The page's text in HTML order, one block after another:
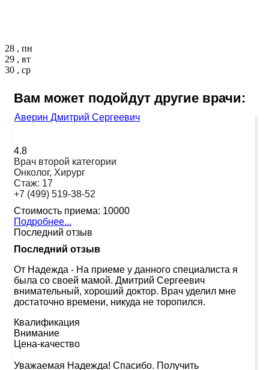
28 , пн
29 , вт
30 , ср
Вам может подойдут другие врачи:
Аверин Дмитрий Сергеевич
4.8
Врач второй категории
Онколог, Хирург
Стаж: 17
+7 (499) 519-38-52
Стоимость приема: 10000
Подробнее...
Последний отзыв
Последний отзыв
От Надежда - На приеме у данного специалиста я
была со своей мамой. Дмитрий Сергеевич
внимательный, хороший доктор. Врач уделил мне
достаточно времени, никуда не торопился.
Квалификация
Внимание
Цена-качество
Уважаемая Надежда! Спасибо. Получить